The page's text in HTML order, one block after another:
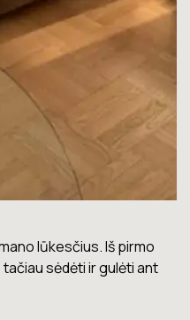
jokių nusiskundimų.